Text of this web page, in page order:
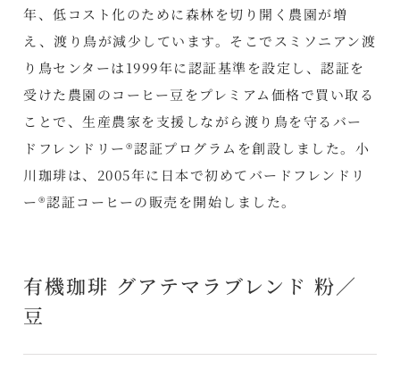
年、低コスト化のために森林を切り開く農園が増
え、渡り鳥が減少しています。そこでスミソニアン渡
り鳥センターは1999年に認証基準を設定し、認証を
受けた農園のコーヒー豆をプレミアム価格で買い取る
ことで、生産農家を支援しながら渡り鳥を守るバー
ドフレンドリー®認証プログラムを創設しました。小
川珈琲は、2005年に日本で初めてバードフレンドリ
ー®認証コーヒーの販売を開始しました。
有機珈琲 グアテマラブレンド 粉／
豆